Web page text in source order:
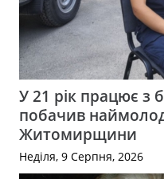
У 21 рік працює
побачив
Житомирщини
Неділя, 9 Серпня, 2026